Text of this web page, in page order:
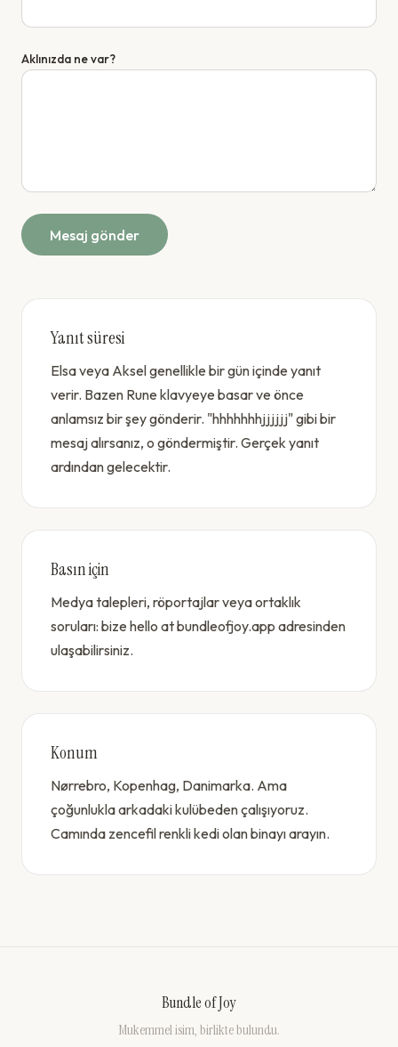
Aklınızda ne var?
Mesaj gönder
Yanıt süresi
Elsa veya Aksel genellikle bir gün içinde yanıt
verir. Bazen Rune klavyeye basar ve önce
anlamsız bir şey gönderir. "hhhhhhhjjjjjj" gibi bir
mesaj alırsanız, o göndermiştir. Gerçek yanıt
ardından gelecektir.
Basın için
Medya talepleri, röportajlar veya ortaklık
soruları: bize hello at bundleofjoy.app adresinden
ulaşabilirsiniz.
Konum
Nørrebro, Kopenhag, Danimarka. Ama
çoğunlukla arkadaki kulübeden çalışıyoruz.
Camında zencefil renkli kedi olan binayı arayın.
Bundle of Joy
Mukemmel isim, birlikte bulundu.